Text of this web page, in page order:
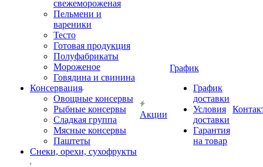
свежемороженая
Пельмени и
вареники
Тесто
Готовая продукция
Полуфабрикаты
Мороженое
Говядина и свинина
Консервация
Овощные консервы
Рыбные консервы
Сладкая группа
Мясные консервы
Паштеты
Снеки, орехи, сухофрукты
Акции
График
График
доставки
Условия
доставки
Гарантия
на товар